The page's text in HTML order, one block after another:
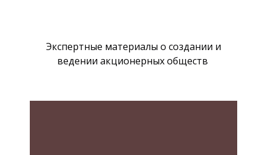
Экспертные материалы о создании и
ведении акционерных обществ